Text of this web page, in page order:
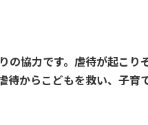
協力です。虐待が起こり
からこどもを救い、子育